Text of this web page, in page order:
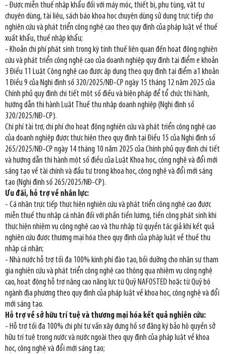
- Được miễn thuế nhập khẩu đối với máy móc, thiết bị, phụ tùng, vật tư
chuyên dùng, tài liệu, sách báo khoa học chuyên dùng sử dụng trực tiếp cho
nghiên cứu và phát triển công nghệ cao theo quy định của pháp luật về thuế
xuất khẩu, thuế nhập khẩu;
- Khoản chi phí phát sinh trong kỳ tính thuế liên quan đến hoạt động nghiên
cứu và phát triển công nghệ cao của doanh nghiệp quy định tại điểm e khoản
3 Điều 11 Luật Công nghệ cao được áp dụng theo quy định tại điểm a1 khoản
1 Điều 9 của Nghị định số 320/2025/NĐ-CP ngày 15 tháng 12 năm 2025 của
Chính phủ quy định chi tiết một số điều và biện pháp để tổ chức thi hành,
hướng dẫn thi hành Luật Thuế thu nhập doanh nghiệp (Nghị định số
320/2025/NĐ-CP).
Chi phí tài trợ, chi phí cho hoạt động nghiên cứu và phát triển công nghệ cao
của doanh nghiệp được thực hiện theo quy định tại Điều 15 của Nghị định số
265/2025/NĐ-CP ngày 14 tháng 10 năm 2025 của Chính phủ quy định chi tiết
và hướng dẫn thi hành một số điều của Luật Khoa học, công nghệ và đổi mới
sáng tạo về tài chính và đầu tư trong khoa học, công nghệ và đổi mới sáng
tạo (Nghị định số 265/2025/NĐ-CP).
Ưu đãi, hỗ trợ về nhân lực:
- Cá nhân trực tiếp thực hiện nghiên cứu và phát triển công nghệ cao được
miễn thuế thu nhập cá nhân đối với phần tiền lương, tiền công phát sinh khi
thực hiện nhiệm vụ công nghệ cao và thu nhập từ quyền tác giả khi kết quả
nghiên cứu được thương mại hóa theo quy định của pháp luật về thuế thu
nhập cá nhân;
- Nhà nước hỗ trợ tối đa 100% kinh phí đào tạo, bồi dưỡng cho nhân sự tham
gia nghiên cứu và phát triển công nghệ cao thông qua nhiệm vụ công nghệ
cao, hoạt động hỗ trợ nâng cao năng lực từ Quỹ NAFOSTED hoặc từ Quỹ bộ
ngành địa phương theo quy định của pháp luật về khoa học, công nghệ và đổi
mới sáng tạo.
Hỗ trợ về sở hữu trí tuệ và thương mại hóa kết quả nghiên cứu:
- Hỗ trợ tối đa 100% chi phí tư vấn xây dựng hồ sơ đăng ký bảo hộ quyền sở
hữu trí tuệ trong nước và nước ngoài theo quy định của pháp luật về khoa
học, công nghệ và đổi mới sáng tạo;